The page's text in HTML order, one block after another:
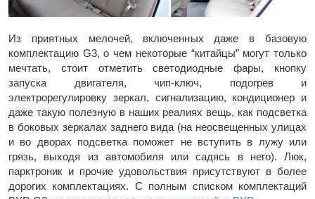
Из приятных мелочей, включенных даже в базовую
комплектацию G3, о чем некоторые “китайцы” могут только
мечтать, стоит отметить светодиодные фары, кнопку
запуска двигателя, чип-ключ, подогрев и
электрорегулировку зеркал, сигнализацию, кондиционер и
даже такую полезную в наших реалиях вещь, как подсветка
в боковых зеркалах заднего вида (на неосвещенных улицах
и во дворах подсветка поможет не вступить в лужу или
грязь, выходя из автомобиля или садясь в него). Люк,
парктроник и прочие удовольствия присутствуют в более
дорогих комплектациях. С полным списком комплектаций